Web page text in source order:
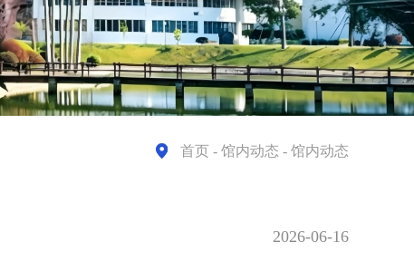
首页 - 馆内动态 - 馆内动态
2026-06-16